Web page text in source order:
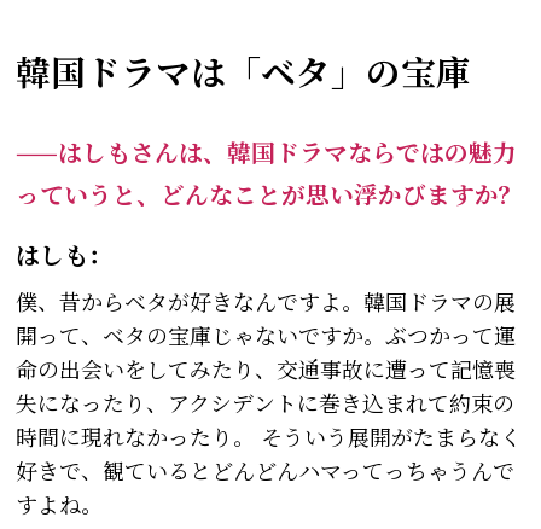
韓国ドラマは「ベタ」の宝庫
——はしもさんは、韓国ドラマならではの魅力
っていうと、どんなことが思い浮かびますか？
はしも：
僕、昔からベタが好きなんですよ。韓国ドラマの展
開って、ベタの宝庫じゃないですか。ぶつかって運
命の出会いをしてみたり、交通事故に遭って記憶喪
失になったり、アクシデントに巻き込まれて約束の
時間に現れなかったり。 そういう展開がたまらなく
好きで、観ているとどんどんハマってっちゃうんで
すよね。